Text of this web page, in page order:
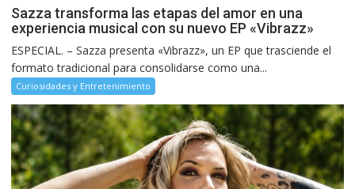
Sazza transforma las etapas del amor en una
experiencia musical con su nuevo EP «Vibrazz»
ESPECIAL. – Sazza presenta «Vibrazz», un EP que trasciende el
formato tradicional para consolidarse como una...
Curiosidades y Entretenimiento